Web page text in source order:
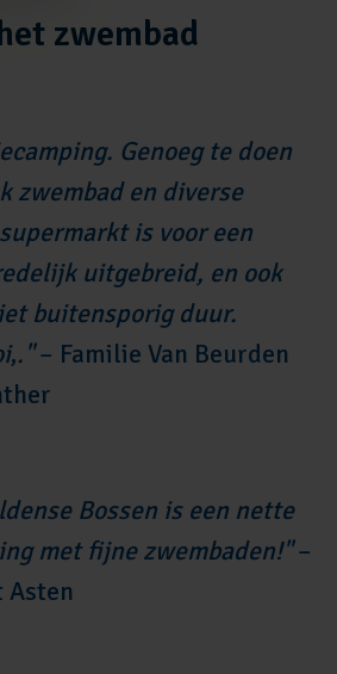
zwembad
Genoeg te doen
zwembad en diverse
is voor een
uitgebreid, en ook
buitensporig duur.
,."– Familie Van Beurden
Bossen is een nette
met fijne zwembaden!"–
Asten